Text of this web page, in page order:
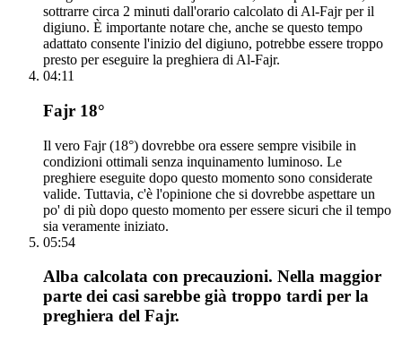
sottrarre circa 2 minuti dall'orario calcolato di Al-Fajr per il
digiuno. È importante notare che, anche se questo tempo
adattato consente l'inizio del digiuno, potrebbe essere troppo
presto per eseguire la preghiera di Al-Fajr.
04:11
Fajr 18°
Il vero Fajr (18°) dovrebbe ora essere sempre visibile in
condizioni ottimali senza inquinamento luminoso. Le
preghiere eseguite dopo questo momento sono considerate
valide. Tuttavia, c'è l'opinione che si dovrebbe aspettare un
po' di più dopo questo momento per essere sicuri che il tempo
sia veramente iniziato.
05:54
Alba calcolata con precauzioni. Nella maggior
parte dei casi sarebbe già troppo tardi per la
preghiera del Fajr.